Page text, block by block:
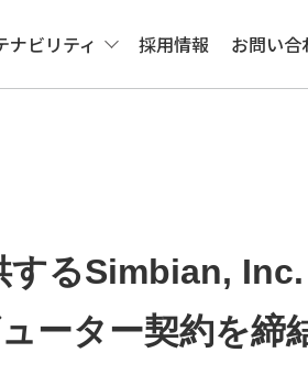
ナビリティ 採用情報 お問い合
するSimbian,
ーター契約を締